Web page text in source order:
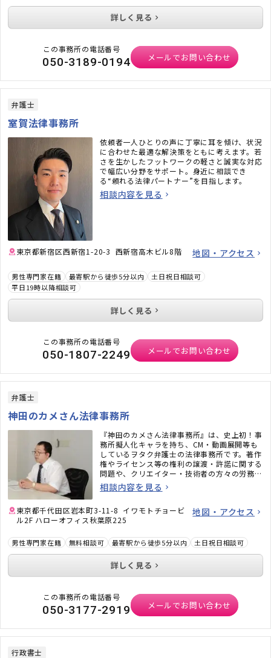
詳しく見る
この事務所の電話番号
050-3189-0194 メールでお問い合わせ
弁護士
室賀法律事務所
依頼者一人ひとりの声に丁寧に耳を傾け、状況
に合わせた最適な解決策をともに考えます。若
さを生かしたフットワークの軽さと誠実な対応
で幅広い分野をサポート。身近に相談でき
る“頼れる法律パートナー”を目指します。
相談内容を見る
東京都新宿区西新宿1-20-3 西新宿高木ビル8階 地図・アクセス
男性専門家在籍 最寄駅から徒歩5分以内
土日祝日相談可
平日19時以降相談可
詳しく見る
この事務所の電話番号
050-1807-2249 メールでお問い合わせ
弁護士
神田のカメさん法律事務所
『神田のカメさん法律事務所』は、史上初！事
務所擬人化キャラを持ち、CM・動画展開等も
しているヲタク弁護士の法律事務所です。著作
権やライセンス等の権利の譲渡・許諾に関する
問題や、クリエイター・技術者の方々の労務問
題にも力を入れています。また、相続問題、遺
言書作成、戦略的離婚サービスなどもご好評い
相談内容を見る
東京都千代田区岩本町3-11-8 イワモトチョービ
ル2F ハローオフィス秋葉原225
地図・アクセス
男性専門家在籍 無料相談可 最寄駅から徒歩5分以内 土日祝日相談可
詳しく見る
この事務所の電話番号
050-3177-2919 メールでお問い合わせ
行政書士